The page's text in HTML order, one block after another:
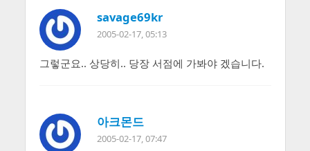
savage69kr
2005-02-17, 05:13
그렇군요.. 상당히.. 당장 서점에 가봐야 겠습니다.
아크몬드
2005-02-17, 07:47